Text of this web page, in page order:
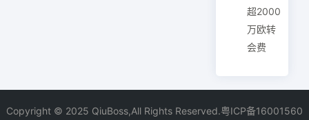
超2000
万欧转
会费
Copyright © 2025 QiuBoss,All Rights Reserved.粤ICP备16001560